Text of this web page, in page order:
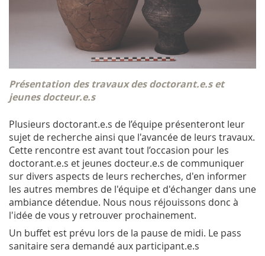
Présentation des travaux des doctorant.e.s et
jeunes docteur.e.s
Plusieurs doctorant.e.s de l’équipe présenteront leur
sujet de recherche ainsi que l'avancée de leurs travaux.
Cette rencontre est avant tout l’occasion pour les
doctorant.e.s et jeunes docteur.e.s de communiquer
sur divers aspects de leurs recherches, d'en informer
les autres membres de l'équipe et d'échanger dans une
ambiance détendue. Nous nous réjouissons donc à
l'idée de vous y retrouver prochainement.
Un buffet est prévu lors de la pause de midi. Le pass
sanitaire sera demandé aux participant.e.s